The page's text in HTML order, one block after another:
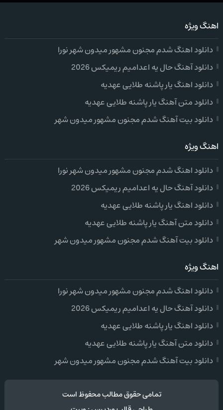
اهنگ ویژه
دانلود اهنگ شدم مجنون مشهور میدون شهر نورا
دانلود آهنگ حال یه اعدامیم ریمیکس 2026
دانلود اهنگ یار پاشنه طلایی عهدیه
دانلود متن آهنگ یار پاشنه طلایی عهدیه
دانلود بیت آهنگ شدم مجنون مشهور میدون شهر
اهنگ ویژه
دانلود اهنگ شدم مجنون مشهور میدون شهر نورا
دانلود آهنگ حال یه اعدامیم ریمیکس 2026
دانلود اهنگ یار پاشنه طلایی عهدیه
دانلود متن آهنگ یار پاشنه طلایی عهدیه
دانلود بیت آهنگ شدم مجنون مشهور میدون شهر
اهنگ ویژه
دانلود اهنگ شدم مجنون مشهور میدون شهر نورا
دانلود آهنگ حال یه اعدامیم ریمیکس 2026
دانلود اهنگ یار پاشنه طلایی عهدیه
دانلود متن آهنگ یار پاشنه طلایی عهدیه
دانلود بیت آهنگ شدم مجنون مشهور میدون شهر
تمامی حقوق مطالب محفوظ است